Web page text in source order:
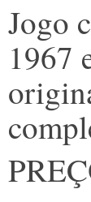
Jogo
1967